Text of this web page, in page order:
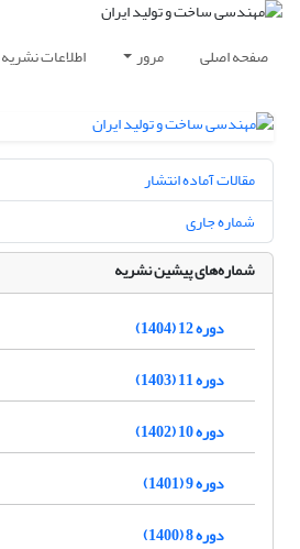
صفحه اصلی مرور اطلاعات نشریه
مقالات آماده انتشار
شماره جاری
شماره‌های پیشین نشریه
دوره 12 (1404)
دوره 11 (1403)
دوره 10 (1402)
دوره 9 (1401)
دوره 8 (1400)